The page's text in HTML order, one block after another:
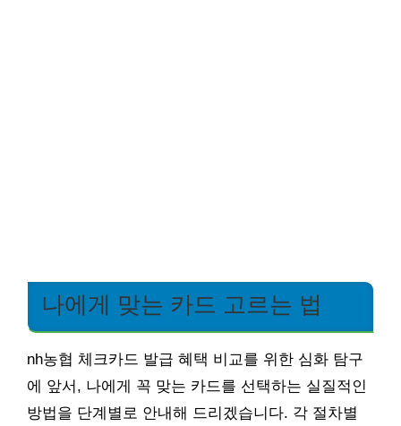
나에게 맞는 카드 고르는 법
nh농협 체크카드 발급 혜택 비교를 위한 심화 탐구
에 앞서, 나에게 꼭 맞는 카드를 선택하는 실질적인
방법을 단계별로 안내해 드리겠습니다. 각 절차별